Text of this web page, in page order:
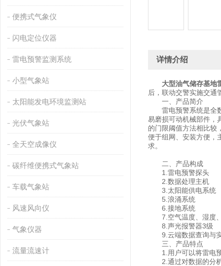
便携式气象仪
闪电定位仪器
雷电预警监测系统
小型气象站
太阳能发电环境监测站
光伏气象站
全天空成像仪
碳纤维便携式气象站
车载气象站
风速风向仪
气象仪器
流量流速计
详情介绍
大型油气储存基地
后，联动交警实施交通
一、产品简介
雷电预警系统是全数
易磨损可动机械部件，
的门限阈值方法相比较
便于组网、安装方便，
求。
二、产品构成
1.雷电预警探头
2.数据处理主机
3.太阳能供电系统
5.浪涌系统
6.接地系统
7.空气温度、湿度、
8.声光报警器3级
9.云端数据查询与
三、产品特点
1.用户可以将雷电预
2.通过对数据的分析